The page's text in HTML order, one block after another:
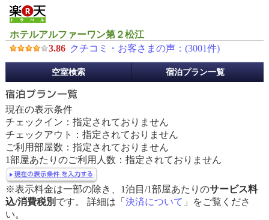
ホテルアルファーワン第２松江
3.86 クチコミ・お客さまの声：(3001件)
約
メ
ニ
ュ
ー
空室検索 宿泊プラン一覧
現在の表示条件
チェックイン：指定されておりません
チェックアウト：指定されておりません
ご利用部屋数：指定されておりません
1部屋あたりのご利用人数：指定されておりません
※表示料金は一部の除き、1泊目/1部屋あたりのサービス料
込/消費税別 です。 詳細は「 決済について 」をご覧くださ
い。